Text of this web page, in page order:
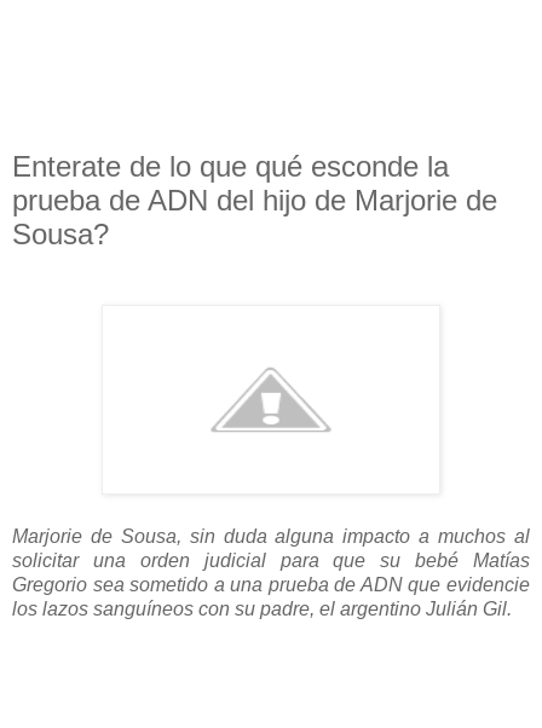
Enterate de lo que qué esconde la
prueba de ADN del hijo de Marjorie de
Sousa?
Marjorie de Sousa, sin duda alguna impacto a muchos al
solicitar una orden judicial para que su bebé Matías
Gregorio sea sometido a una prueba de ADN que evidencie
los lazos sanguíneos con su padre, el argentino Julián Gil.